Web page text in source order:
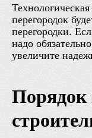
перегородок
перегородки.
надо
увеличите
Порядок